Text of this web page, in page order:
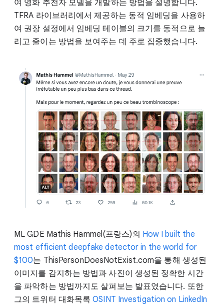
여 영화 추천자 모델을 개발하는 방법을 설명합니다.
TFRA 라이브러리에서 제공하는 동적 임베딩을 사용하
여 권장 설정에서 임베딩 테이블의 크기를 동적으로 늘
리고 줄이는 방법을 보여주는 데 주로 집중했습니다.
ML GDE Mathis Hammel(프랑스)의 How I built the
most efficient deepfake detector in the world for
$100는 ThisPersonDoesNotExist.com을 통해 생성된
이미지를 감지하는 방법과 사진이 생성된 정확한 시간
을 파악하는 방법까지도 살펴보는 발표였습니다. 또한
그의 트위터 대화목록OSINT Investigation on LinkedIn